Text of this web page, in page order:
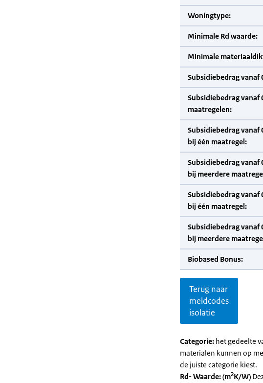
Woningtype:
Minimale Rd waarde:
Minimale
Subsidiebedrag
Subsidiebedrag
maatregelen:
Subsidiebedrag
bij één maatregel:
Subsidiebedrag
bij meerdere
Subsidiebedrag
bij één maatregel:
Subsidiebedrag
bij meerdere
Biobased Bonus:
Terug naar
meldcodes
isolatie
Categorie: het gedeelte
materialen kunnen op
de juiste categorie kiest.
Rd- Waarde: (m2K/W)